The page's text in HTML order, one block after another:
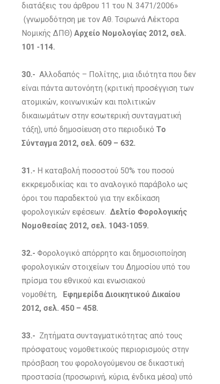
διατάξεις του άρθρου 11 του Ν. 3471/2006»
(γνωμοδότηση με τον Αθ. Τσιρωνά Λέκτορα
Νομικής ΔΠΘ)Αρχείο Νομολογίας 2012, σελ.
101 -114.
30.-Αλλοδαπός – Πολίτης, μια ιδιότητα που δεν
είναι πάντα αυτονόητη (κριτική προσέγγιση των
ατομικών, κοινωνικών και πολιτικών
δικαιωμάτων στην εσωτερική συνταγματική
τάξη), υπό δημοσίευση στο περιοδικόΤο
Σύνταγμα 2012, σελ. 609 – 632.
31.- Η καταβολή ποσοστού 50% του ποσού
εκκρεμοδικίας και το αναλογικό παράβολο ως
όροι του παραδεκτού για την εκδίκαση
φορολογικών εφέσεων.Δελτίο Φορολογικής
Νομοθεσίας 2012, σελ. 1043-1059.
32.-Φορολογικό απόρρητο και δημοσιοποίηση
φορολογικών στοιχείων του Δημοσίου υπό του
πρίσμα του εθνικού και ενωσιακού
νομοθέτη,
Εφημερίδα Διοικητικού Δικαίου
2012, σελ. 450 – 458.
33.- Zητήματα συνταγματικότητας από τους
πρόσφατους νομοθετικούς περιορισμούς στην
πρόσβαση του φορολογούμενου σε δικαστική
προστασία (προσωρινή, κύρια, ένδικα μέσα) υπό